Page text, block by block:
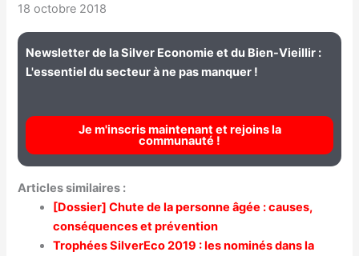
18 octobre 2018
Newsletter de la Silver Economie et du Bien-Vieillir :
L'essentiel du secteur à ne pas manquer !
Je m'inscris maintenant et rejoins la
communauté !
Articles similaires :
[Dossier] Chute de la personne âgée : causes,
conséquences et prévention
Trophées SilverEco 2019 : les nominés dans la